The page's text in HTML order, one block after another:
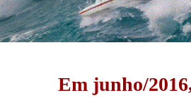
Em junho/